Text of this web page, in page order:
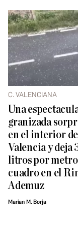
C. VALENCIANA
Una
granizada
en el interior de
Valencia y deja
litros por metro
cuadro en el
Ademuz
Marian M. Borja